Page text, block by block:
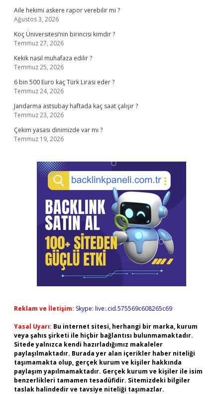
Aile hekimi askere rapor verebilir mi ?
Ağustos 3, 2026
Koç Üniversitesi’nin birincisi kimdir ?
Temmuz 27, 2026
Kekik nasıl muhafaza edilir ?
Temmuz 25, 2026
6 bin 500 Euro kaç Türk Lirası eder ?
Temmuz 24, 2026
Jandarma astsubay haftada kaç saat çalışır ?
Temmuz 23, 2026
Çekim yasası dinimizde var mı ?
Temmuz 19, 2026
Reklam ve İletişim: Skype: live:.cid.575569c608265c69
Yasal Uyarı: Bu internet sitesi, herhangi bir marka, kurum
veya şahıs şirketi ile hiçbir bağlantısı bulunmamaktadır.
Sitede yalnızca kendi hazırladığımız makaleler
paylaşılmaktadır. Burada yer alan içerikler haber niteliği
taşımamakta olup, gerçek kurum ve kişiler hakkında
paylaşım yapılmamaktadır. Gerçek kurum ve kişiler ile isim
benzerlikleri tamamen tesadüfidir. Sitemizdeki bilgiler
taslak halindedir ve tavsiye niteliği taşımazlar.